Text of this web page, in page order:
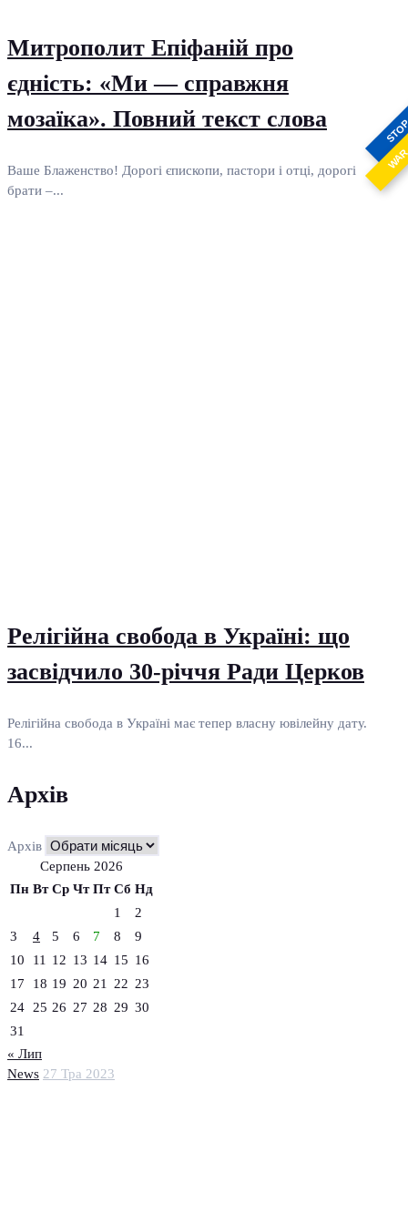
News 27 Тра 2023
Митрополит Епіфаній про
єдність: «Ми — справжня
мозаїка». Повний текст слова
Ваше Блаженство! Дорогі єпископи, пастори і отці, дорогі
брати –...
Релігійна свобода в Україні: що
засвідчило 30-річчя Ради Церков
Релігійна свобода в Україні має тепер власну ювілейну дату.
16...
Архів
Архів
Серпень 2026
Пн Вт Ср Чт Пт Сб Нд
1
2
3
4 5 6 7 8
9
10
11 12 13 14 15 16
17
18 19 20 21 22 23
24
25 26 27 28 29 30
31
« Лип